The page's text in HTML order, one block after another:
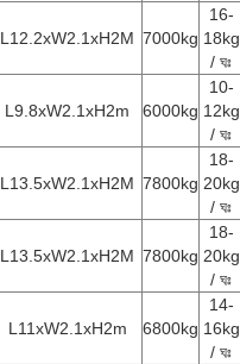
L12.2xW2.1xH2M 7000kg
16-
18kg
/ ঘঃ
L9.8xW2.1xH2m 6000kg
10-
12kg
/ ঘঃ
L13.5xW2.1xH2M 7800kg
18-
20kg
/ ঘঃ
L13.5xW2.1xH2M 7800kg
18-
20kg
/ ঘঃ
L11xW2.1xH2m 6800kg
14-
16kg
/ ঘঃ